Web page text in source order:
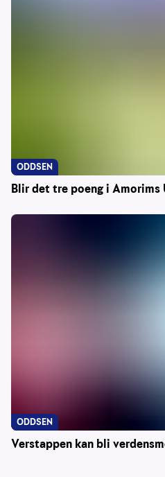
Blir det tre poeng i
ODDSEN
Verstappen kan bli
ODDSEN